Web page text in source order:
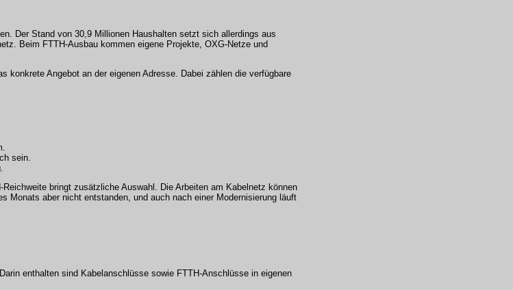
Der Stand von 30,9 Millionen Haushalten setzt sich allerdings aus
Beim FTTH-Ausbau kommen eigene Projekte, OXG-Netze und
konkrete Angebot an der eigenen Adresse. Dabei zählen die verfügbare
sein.
bringt zusätzliche Auswahl. Die Arbeiten am Kabelnetz können
Monats aber nicht entstanden, und auch nach einer Modernisierung läuft
enthalten sind Kabelanschlüsse sowie FTTH-Anschlüsse in eigenen